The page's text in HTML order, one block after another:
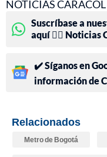
NOTICIAS CARACOL
Suscríbase a
aquí 👉🏻 Noticias
✔️ Síganos en
información de
Relacionados
Metro de Bogotá